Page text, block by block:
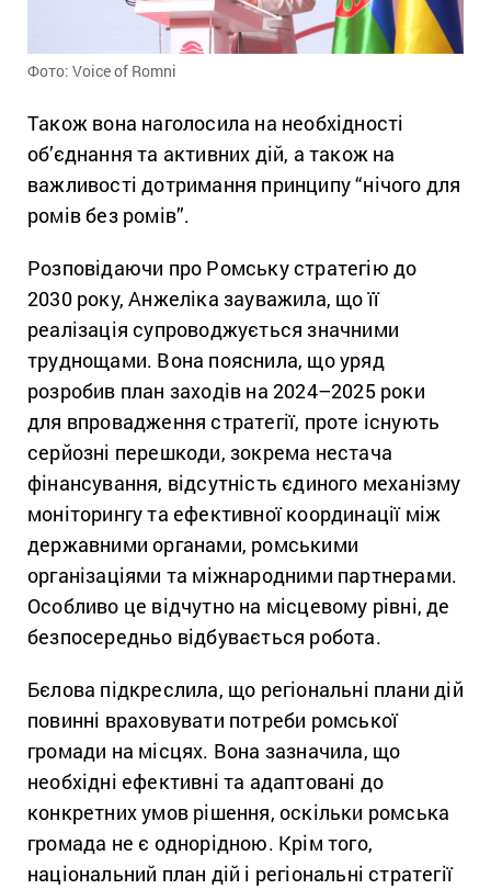
Фото: Voice of Romni
Також вона наголосила на необхідності
об’єднання та активних дій, а також на
важливості дотримання принципу “нічого для
ромів без ромів”.
Розповідаючи про Ромську стратегію до
2030 року, Анжеліка зауважила, що її
реалізація супроводжується значними
труднощами. Вона пояснила, що уряд
розробив план заходів на 2024–2025 роки
для впровадження стратегії, проте існують
серйозні перешкоди, зокрема нестача
фінансування, відсутність єдиного механізму
моніторингу та ефективної координації між
державними органами, ромськими
організаціями та міжнародними партнерами.
Особливо це відчутно на місцевому рівні, де
безпосередньо відбувається робота.
Бєлова підкреслила, що регіональні плани дій
повинні враховувати потреби ромської
громади на місцях. Вона зазначила, що
необхідні ефективні та адаптовані до
конкретних умов рішення, оскільки ромська
громада не є однорідною. Крім того,
національний план дій і регіональні стратегії